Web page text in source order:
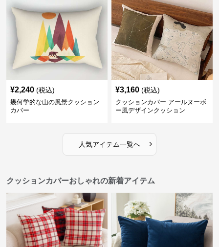
¥2,240 (税込)
幾何学的な山の風景クッション
カバー
¥3,160 (税込)
クッションカバー アールヌーボ
ー風デザインクッション
人気アイテム一覧へ ›
クッションカバーおしゃれの新着アイテム